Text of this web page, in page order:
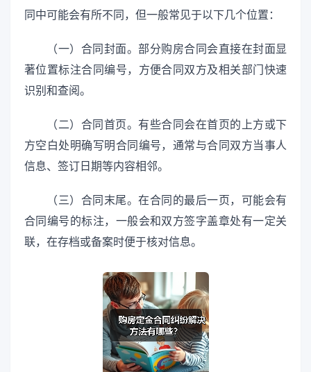
同中可能会有所不同，但一般常见于以下几个位置：
（一）合同封面。部分购房合同会直接在封面显
著位置标注合同编号，方便合同双方及相关部门快速
识别和查阅。
（二）合同首页。有些合同会在首页的上方或下
方空白处明确写明合同编号，通常与合同双方当事人
信息、签订日期等内容相邻。
（三）合同末尾。在合同的最后一页，可能会有
合同编号的标注，一般会和双方签字盖章处有一定关
联，在存档或备案时便于核对信息。